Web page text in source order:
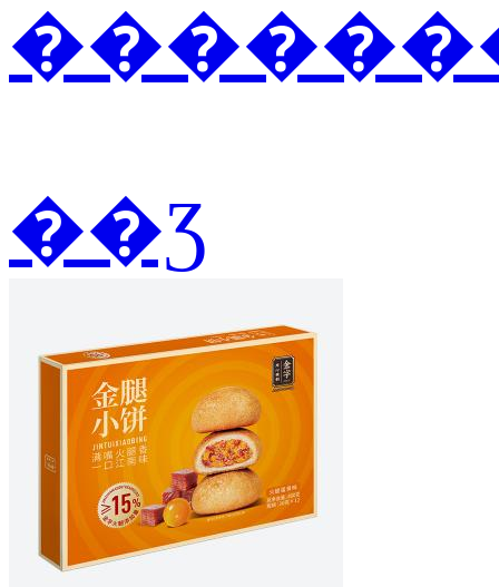
��Ʒ